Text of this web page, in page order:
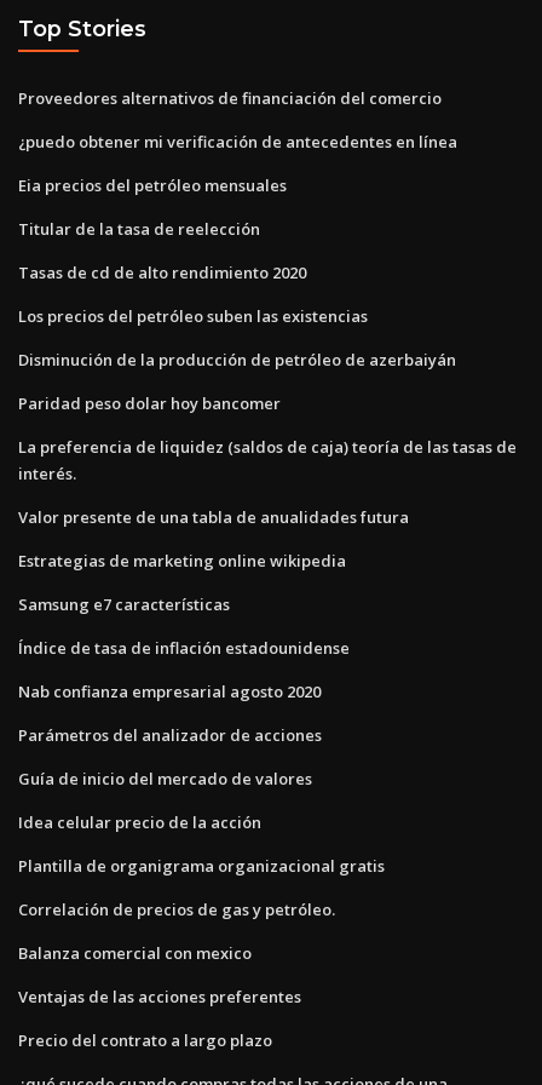
Top Stories
Proveedores alternativos de financiación del comercio
¿puedo obtener mi verificación de antecedentes en línea
Eia precios del petróleo mensuales
Titular de la tasa de reelección
Tasas de cd de alto rendimiento 2020
Los precios del petróleo suben las existencias
Disminución de la producción de petróleo de azerbaiyán
Paridad peso dolar hoy bancomer
La preferencia de liquidez (saldos de caja) teoría de las tasas de
interés.
Valor presente de una tabla de anualidades futura
Estrategias de marketing online wikipedia
Samsung e7 características
Índice de tasa de inflación estadounidense
Nab confianza empresarial agosto 2020
Parámetros del analizador de acciones
Guía de inicio del mercado de valores
Idea celular precio de la acción
Plantilla de organigrama organizacional gratis
Correlación de precios de gas y petróleo.
Balanza comercial con mexico
Ventajas de las acciones preferentes
Precio del contrato a largo plazo